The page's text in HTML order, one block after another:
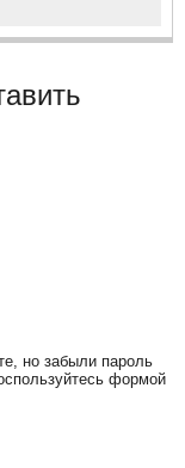
но забыли пароль
формой